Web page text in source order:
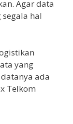
Agar data
hal
yang
ada
Telkom